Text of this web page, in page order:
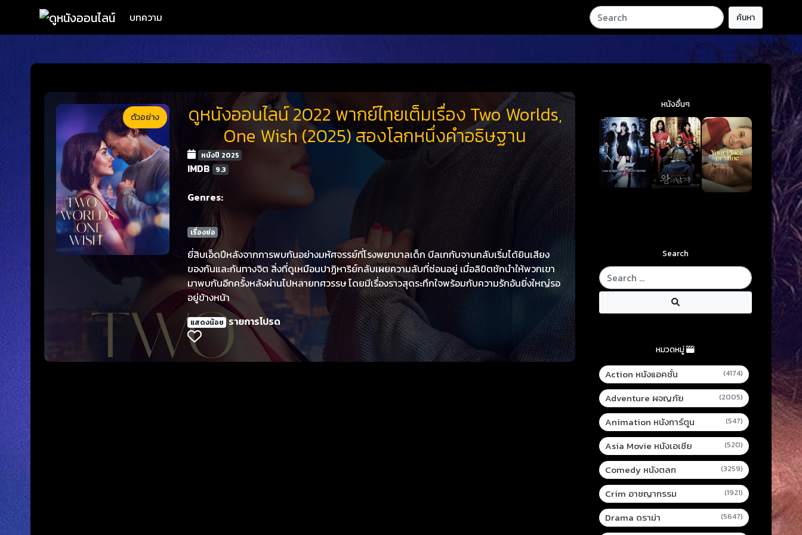
บทความ ค้นหา
ตัวอย่าง
ดูหนังออนไลน์ 2022 พากย์ไทยเต็มเรื่อง Two Worlds,
One Wish (2025) สองโลกหนึ่งคำอธิษฐาน
หนังปี 2025
IMDB 9.3
Genres:
เรื่องย่อ
ยี่สิบเอ็ดปีหลังจากการพบกันอย่างมหัศจรรย์ที่โรงพยาบาลเด็ก บีลเกกับจานกลับเริ่มได้ยินเสียง
ของกันและกันทางจิต สิ่งที่ดูเหมือนปาฏิหาริย์กลับเผยความลับที่ซ่อนอยู่ เมื่อลิขิตชักนำให้พวกเขา
มาพบกันอีกครั้งหลังผ่านไปหลายทศวรรษ โดยมีเรื่องราวสุดระทึกใจพร้อมกับความรักอันยิ่งใหญ่รอ
อยู่ข้างหน้า
แสดงน้อย รายการโปรด
หนังอื่นๆ
Search
หมวดหมู่
Action หนังแอคชั่น (4174)
Adventure ผจญภัย (2005)
Animation หนังการ์ตูน (547)
Asia Movie หนังเอเชีย (520)
Comedy หนังตลก (3259)
Crim อาชญากรรม (1921)
Drama ดราม่า (5647)